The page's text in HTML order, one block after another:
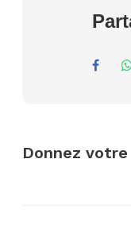
Donnez votre